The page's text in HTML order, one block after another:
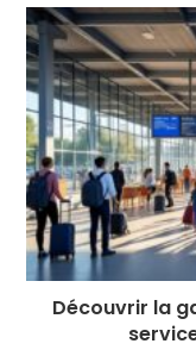
Découvrir la